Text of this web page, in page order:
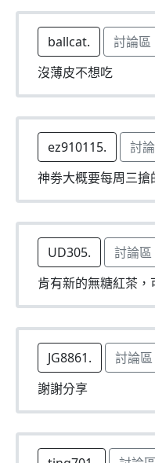
ballcat. 討論區
沒薄皮不想吃
ez910115. 討
神劵大概要每周三搶
UD305. 討論區
肯有新的無糖紅茶
JG8861. 討論區
謝謝分享